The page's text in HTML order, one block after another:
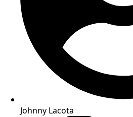
Johnny Lacota